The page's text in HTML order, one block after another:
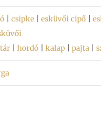
csipke esküvői cipő
hordó kalap pajta